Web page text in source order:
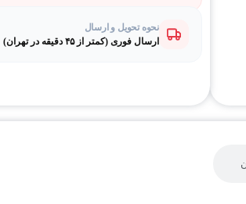
نحوه تحویل و ارسال
ارسال فوری (کمتر از ۴۵ دقیقه در تهران)